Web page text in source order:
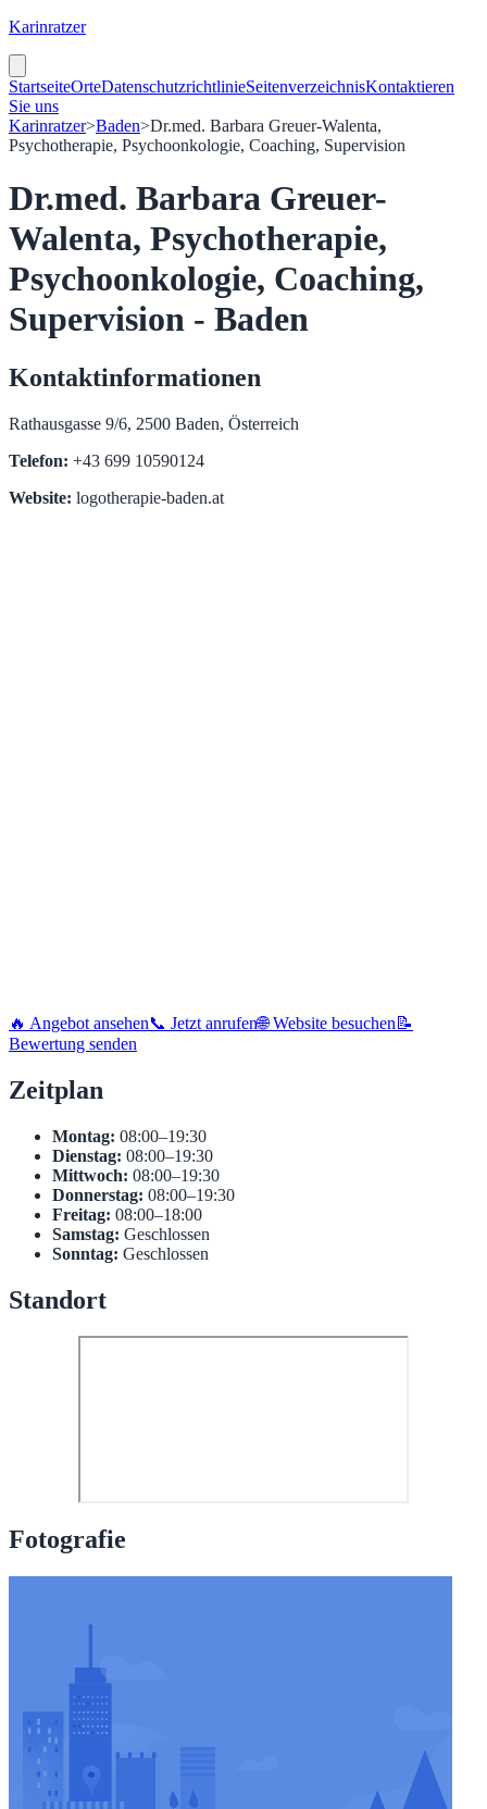
Karinratzer
StartseiteOrteDatenschutzrichtlinieSeitenverzeichnisKontaktieren
Sie uns
Karinratzer>Baden>Dr.med. Barbara Greuer-Walenta,
Psychotherapie, Psychoonkologie, Coaching, Supervision
Dr.med. Barbara Greuer-
Walenta, Psychotherapie,
Psychoonkologie, Coaching,
Supervision - Baden
Kontaktinformationen
Rathausgasse 9/6, 2500 Baden, Österreich
Telefon: +43 699 10590124
Website: logotherapie-baden.at
🔥 Angebot ansehen📞 Jetzt anrufen🌐 Website besuchen 📝
Bewertung senden
Zeitplan
Montag: 08:00–19:30
Dienstag: 08:00–19:30
Mittwoch: 08:00–19:30
Donnerstag: 08:00–19:30
Freitag: 08:00–18:00
Samstag: Geschlossen
Sonntag: Geschlossen
Standort
Fotografie